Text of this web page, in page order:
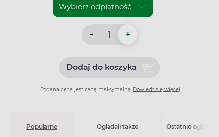
- +
Dodaj do koszykaDodaj do koszyka Klacid
Podana cena jest ceną maksymalną. Dowiedz się więcej
Popularne Oglądali także Ostatnio